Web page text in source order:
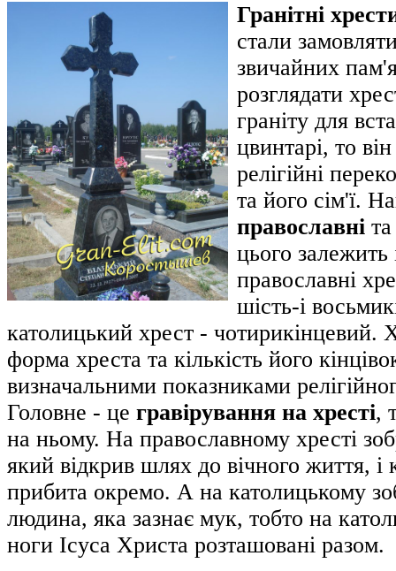
Гранітні
стали
звичайних
розглядати
граніту для
цвинтарі, то
релігійні
та його сім'ї.
православні
цього
православні
шість-і
католицький хрест - чотирикінцевий.
форма хреста та кількість його
визначальними показниками
Головне - це гравірування на хресті,
на ньому. На православному хресті
який відкрив шлях до вічного життя, і
прибита окремо. А на католицькому
людина, яка зазнає мук, тобто на
ноги Ісуса Христа розташовані разом.